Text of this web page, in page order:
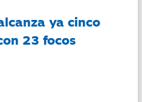
ya cinco
23 focos